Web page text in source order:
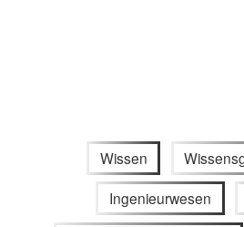
Wissen
Ingenieurwesen